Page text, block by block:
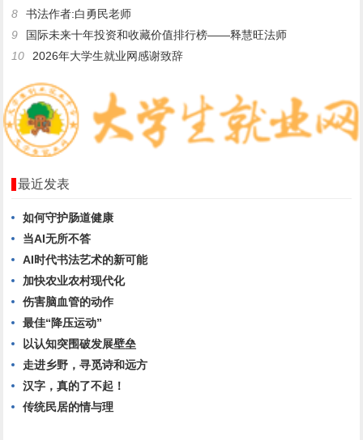
8
书法作者:白勇民老师
9
国际未来十年投资和收藏价值排行榜——释慧旺法师
10
2026年大学生就业网感谢致辞
最近发表
如何守护肠道健康
当AI无所不答
AI时代书法艺术的新可能
加快农业农村现代化
伤害脑血管的动作
最佳“降压运动”
以认知突围破发展壁垒
走进乡野，寻觅诗和远方
汉字，真的了不起！
传统民居的情与理